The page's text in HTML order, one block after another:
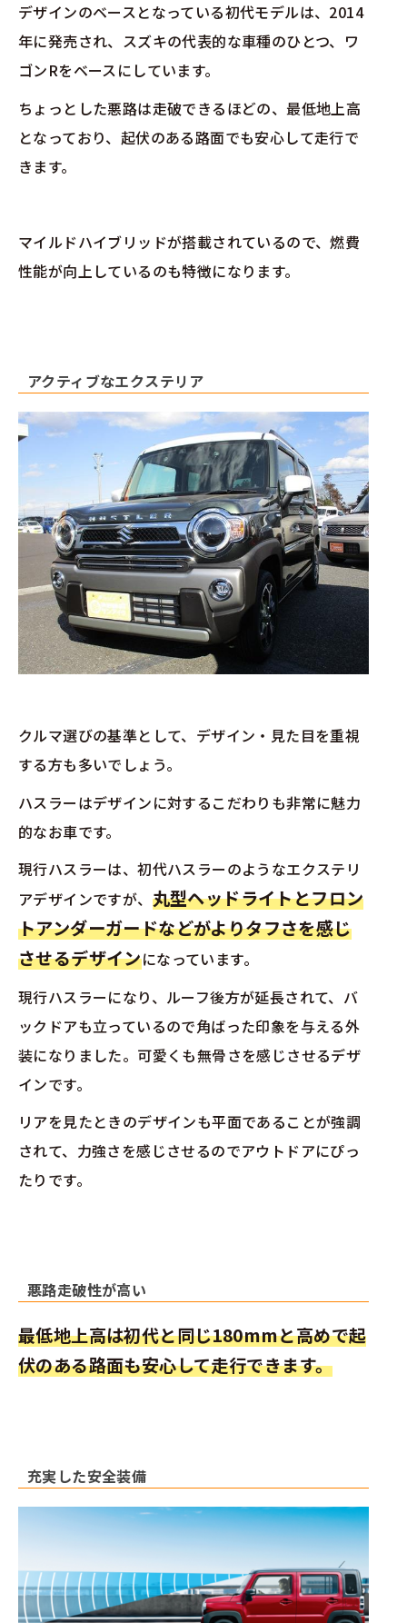
デザインのベースとなっている初代モデルは、2014
年に発売され、スズキの代表的な車種のひとつ、ワ
ゴンRをベースにしています。
ちょっとした悪路は走破できるほどの、最低地上高
となっており、起伏のある路面でも安心して走行で
きます。
マイルドハイブリッドが搭載されているので、燃費
性能が向上しているのも特徴になります。
アクティブなエクステリア
クルマ選びの基準として、デザイン・見た目を重視
する方も多いでしょう。
ハスラーはデザインに対するこだわりも非常に魅力
的なお車です。
現行ハスラーは、初代ハスラーのようなエクステリ
アデザインですが、 丸型ヘッドライトとフロン
トアンダーガードなどがよりタフさを感じ
させるデザインになっています。
現行ハスラーになり、ルーフ後方が延長されて、バ
ックドアも立っているので角ばった印象を与える外
装になりました。可愛くも無骨さを感じさせるデザ
インです。
リアを見たときのデザインも平面であることが強調
されて、力強さを感じさせるのでアウトドアにぴっ
たりです。
悪路走破性が高い
最低地上高は初代と同じ180mmと高めで起
伏のある路面も安心して走行できます。
充実した安全装備